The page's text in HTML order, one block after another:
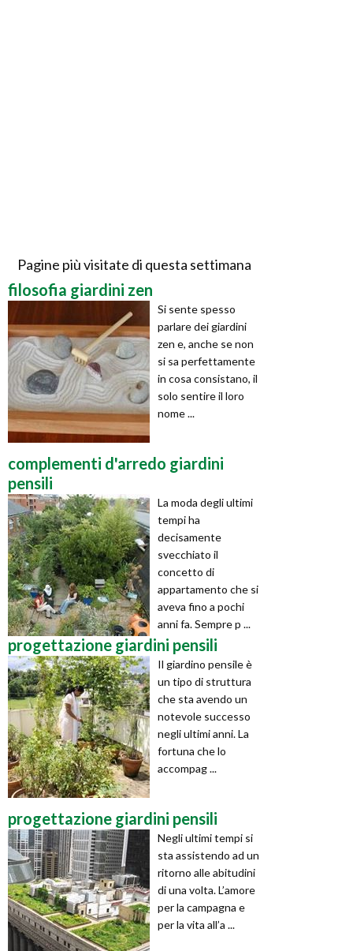
Pagine più visitate di questa settimana
filosofia giardini zen
Si sente spesso
parlare dei giardini
zen e, anche se non
si sa perfettamente
in cosa consistano, il
solo sentire il loro
nome ...
complementi d'arredo giardini
pensili
La moda degli ultimi
tempi ha
decisamente
svecchiato il
concetto di
appartamento che si
aveva fino a pochi
anni fa. Sempre p ...
progettazione giardini pensili
Il giardino pensile è
un tipo di struttura
che sta avendo un
notevole successo
negli ultimi anni. La
fortuna che lo
accompag ...
progettazione giardini pensili
Negli ultimi tempi si
sta assistendo ad un
ritorno alle abitudini
di una volta. L’amore
per la campagna e
per la vita all’a ...